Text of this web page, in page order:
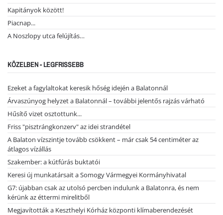
Kapitányok között!
Piacnap...
A Noszlopy utca felújítás…
KÖZELBEN - LEGFRISSEBB
Ezeket a fagylaltokat keresik hőség idején a Balatonnál
Árvaszúnyog helyzet a Balatonnál – további jelentős rajzás várható
Hűsítő vizet osztottunk...
Friss "pisztrángkonzerv" az idei strandétel
A Balaton vízszintje tovább csökkent – már csak 54 centiméter az
átlagos vízállás
Szakember: a kútfúrás buktatói
Keresi új munkatársait a Somogy Vármegyei Kormányhivatal
G7: újabban csak az utolsó percben indulunk a Balatonra, és nem
kérünk az éttermi mirelitből
Megjavították a Keszthelyi Kórház központi klímaberendezését